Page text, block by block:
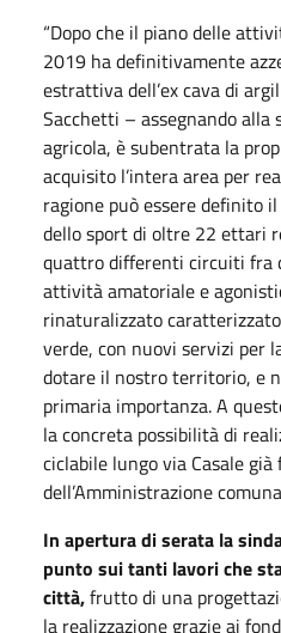
“Dopo che il piano delle
2019 ha definitivamente
estrattiva dell’ex cava di
Sacchetti – assegnando alla
agricola, è subentrata la
acquisito l’intera area per
ragione può essere definito
dello sport di oltre 22 ettari
quattro differenti circuiti fra
attività amatoriale e
rinaturalizzato
verde, con nuovi servizi per
dotare il nostro territorio, e
primaria importanza. A
la concreta possibilità di
ciclabile lungo via Casale
dell’Amministrazione
In apertura di serata la
punto sui tanti lavori che
città,frutto di una
la realizzazione grazie ai